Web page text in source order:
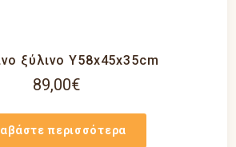
ξύλινο Y58x45x35cm
89,00€
περισσότερα